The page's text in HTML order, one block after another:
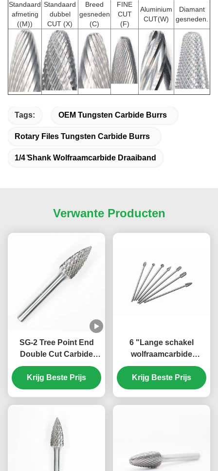
Standaard
afmeting
((M))
Standaard
dubbel
CUT (X)
Breed
gesneden
(C)
FINE
CUT
(F)
Aluminium
CUT(W)
Diamant
gesneden.
Tags: OEM Tungsten Carbide Burrs
Rotary Files Tungsten Carbide Burrs
1/4 ̊Shank Wolfraamcarbide Draaiband
Verwante Producten
SG-2 Tree Point End
Double Cut Carbide
Burr 1/4" Shank
Carbide Burrs voor die
grinder 5/16" X 3/4"
Krijg Beste Prijs
6 "Lange schakel
wolfraamcarbide
borsten voor die grinder
uitgebreide standaard
wolfraam borsten
Krijg Beste Prijs